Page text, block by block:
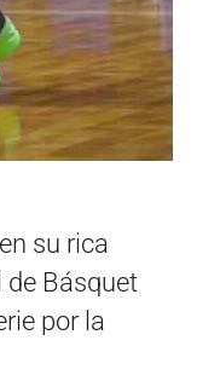
su rica
Básquet
por la